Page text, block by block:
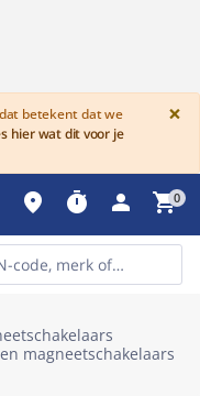
betekent dat we
hier wat dit voor je
×
place timer person shopping_cart0
magneetschakelaars